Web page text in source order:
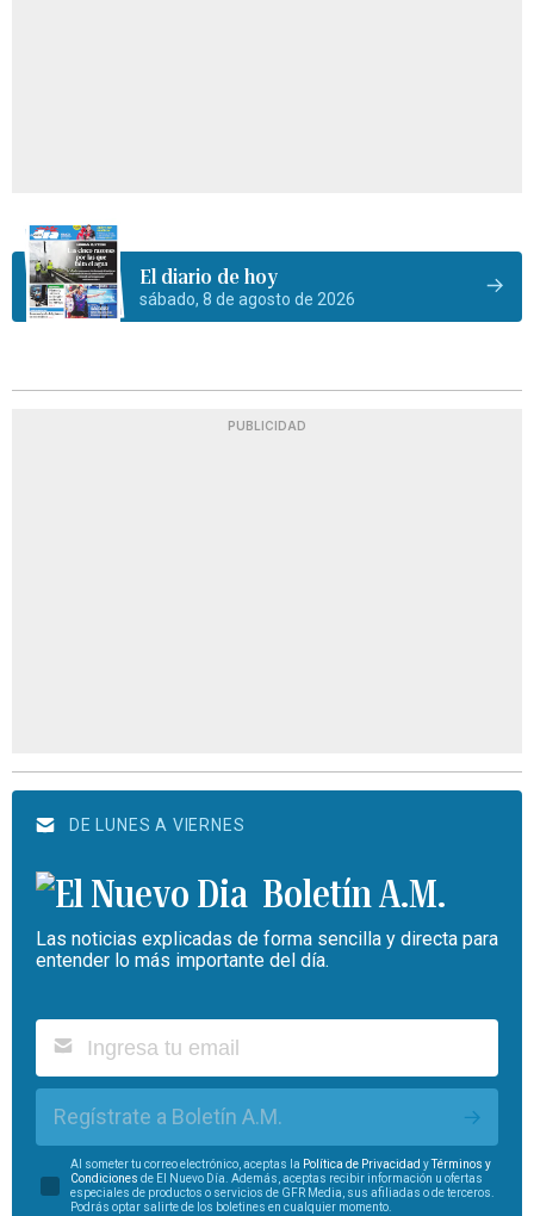
El diario de hoy
sábado, 8 de agosto de 2026
PUBLICIDAD
DE LUNES A VIERNES
Boletín A.M.
Las noticias explicadas de forma sencilla y directa para
entender lo más importante del día.
Regístrate a Boletín A.M.
Al someter tu correo electrónico, aceptas la Política de Privacidad yTérminos y
Condiciones de El Nuevo Día. Además, aceptas recibir información u ofertas
especiales de productos o servicios de GFR Media, sus afiliadas o de terceros.
Podrás optar salirte de los boletines en cualquier momento.